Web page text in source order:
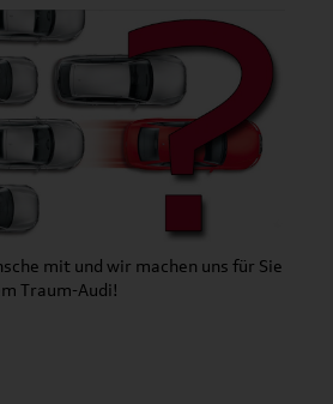
mit und wir machen uns für Sie
Traum-Audi!